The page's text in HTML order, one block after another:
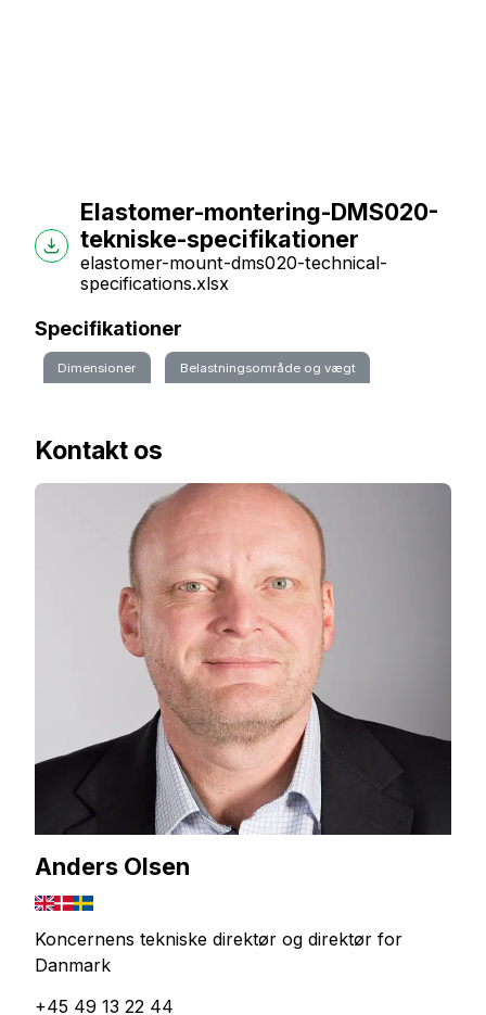
Elastomer-montering-DMS020-
tekniske-specifikationer
elastomer-mount-dms020-technical-
specifications.xlsx
Specifikationer
Dimensioner Belastningsområde og vægt
Kontakt os
Anders Olsen
Koncernens tekniske direktør og direktør for
Danmark
+45 49 13 22 44